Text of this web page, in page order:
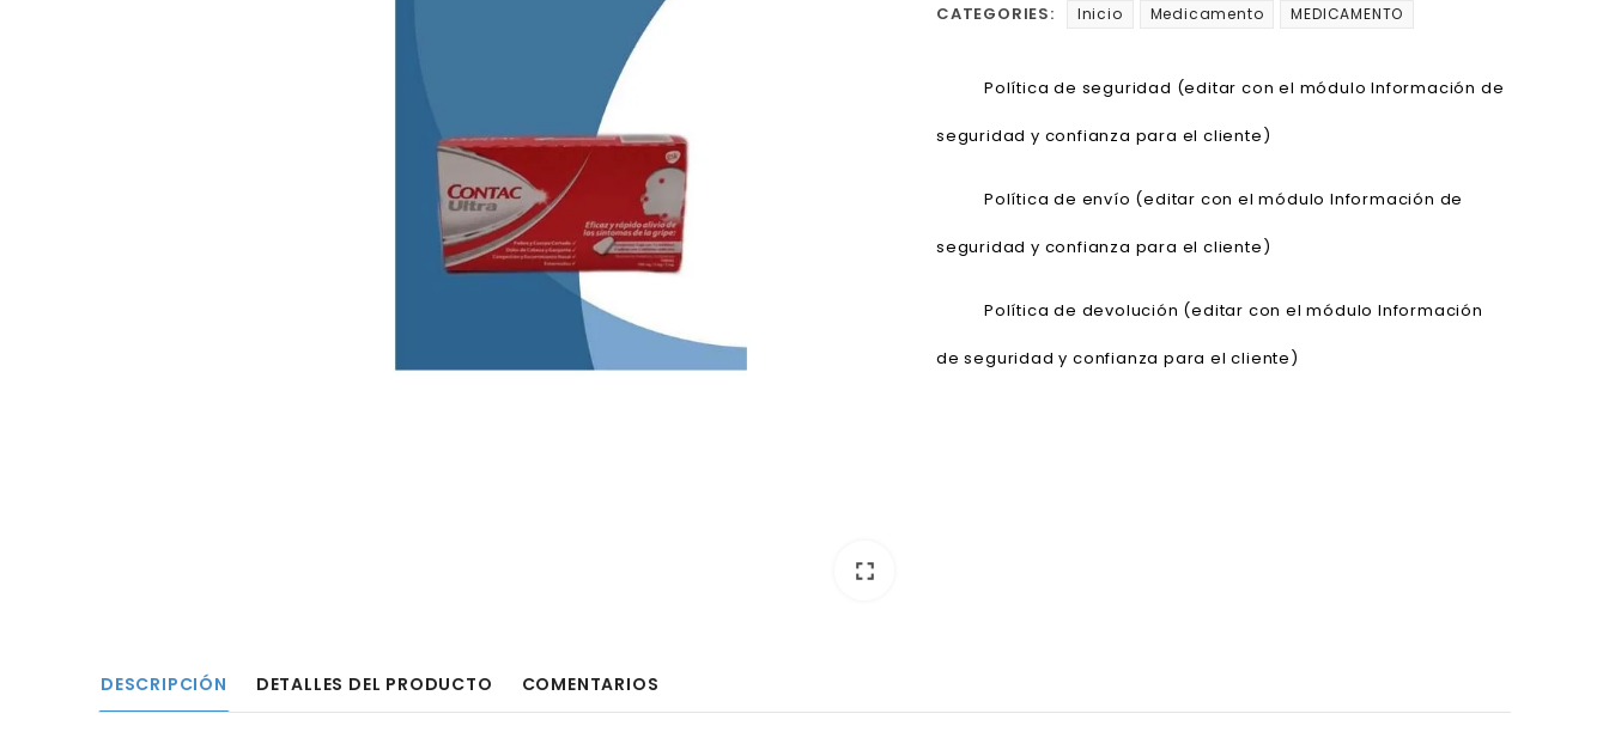
fullscreen
CATEGORIES: Inicio Medicamento MEDICAMENTO
Política de seguridad (editar con el módulo Información de
seguridad y confianza para el cliente)
Política de envío (editar con el módulo Información de
seguridad y confianza para el cliente)
Política de devolución (editar con el módulo Información
de seguridad y confianza para el cliente)
DESCRIPCIÓN DETALLES DEL PRODUCTO COMENTARIOS